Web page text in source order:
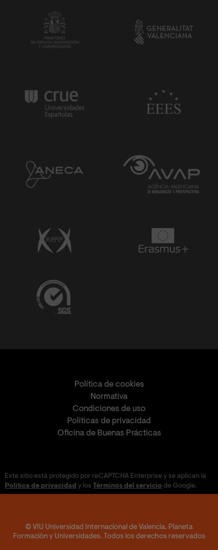
Política de cookies
Normativa
Condiciones de uso
Políticas de privacidad
Oficina de Buenas Prácticas
Este sitio está protegido por reCAPTCHA Enterprise y se aplican la
Política de privacidad y los Términos del servicio de Google.
© VIU Universidad Internacional de Valencia. Planeta
Formación y Universidades. Todos los derechos reservados